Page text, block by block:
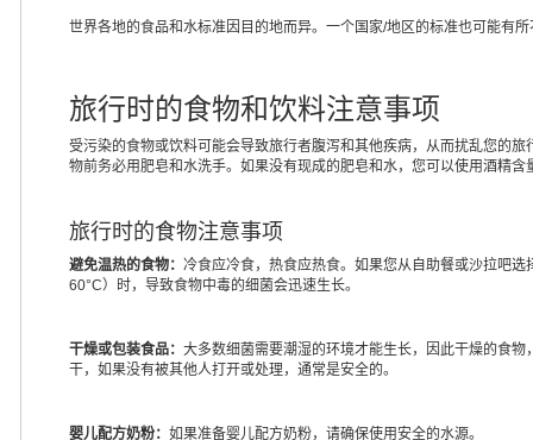
世界各地的食品和水标准因目的地而异。一个国家/地区的标准也可能有
旅行时的食物和饮料注意事项
受污染的食物或饮料可能会导致旅行者腹泻和其他疾病，从而扰乱您的
物前务必用肥皂和水洗手。如果没有现成的肥皂和水，您可以使用酒精
旅行时的食物注意事项
避免温热的食物： 冷食应冷食，热食应热食。如果您从自助餐或沙拉吧
60°C）时，导致食物中毒的细菌会迅速生长。
干燥或包装食品： 大多数细菌需要潮湿的环境才能生长，因此干燥的食
干，如果没有被其他人打开或处理，通常是安全的。
婴儿配方奶粉： 如果准备婴儿配方奶粉，请确保使用安全的水源。